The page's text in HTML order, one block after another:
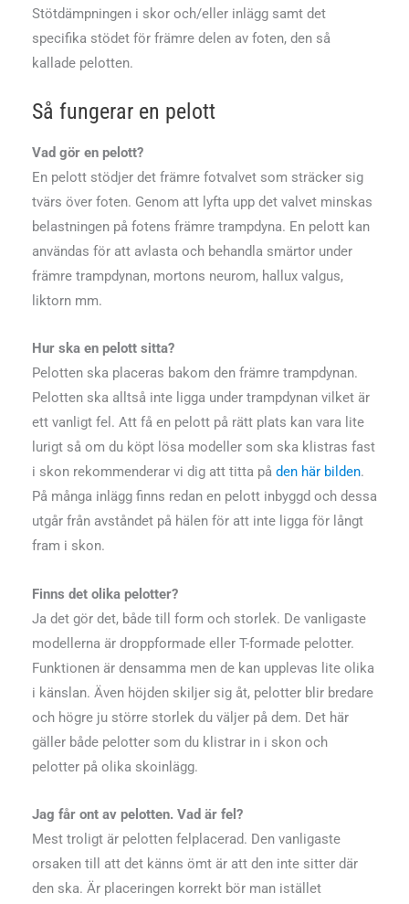
Stötdämpningen i skor och/eller inlägg samt det
specifika stödet för främre delen av foten, den så
kallade pelotten.
Så fungerar en pelott
Vad gör en pelott?
En pelott stödjer det främre fotvalvet som sträcker sig
tvärs över foten. Genom att lyfta upp det valvet minskas
belastningen på fotens främre trampdyna. En pelott kan
användas för att avlasta och behandla smärtor under
främre trampdynan, mortons neurom, hallux valgus,
liktorn mm.
Hur ska en pelott sitta?
Pelotten ska placeras bakom den främre trampdynan.
Pelotten ska alltså inte ligga under trampdynan vilket är
ett vanligt fel. Att få en pelott på rätt plats kan vara lite
lurigt så om du köpt lösa modeller som ska klistras fast
i skon rekommenderar vi dig att titta på den här bilden.
På många inlägg finns redan en pelott inbyggd och dessa
utgår från avståndet på hälen för att inte ligga för långt
fram i skon.
Finns det olika pelotter?
Ja det gör det, både till form och storlek. De vanligaste
modellerna är droppformade eller T-formade pelotter.
Funktionen är densamma men de kan upplevas lite olika
i känslan. Även höjden skiljer sig åt, pelotter blir bredare
och högre ju större storlek du väljer på dem. Det här
gäller både pelotter som du klistrar in i skon och
pelotter på olika skoinlägg.
Jag får ont av pelotten. Vad är fel?
Mest troligt är pelotten felplacerad. Den vanligaste
orsaken till att det känns ömt är att den inte sitter där
den ska. Är placeringen korrekt bör man istället